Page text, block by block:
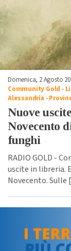
Domenica, 2 Agosto
Community Gold -
Alessandria -
Nuove
Novecento
funghi
RADIO GOLD -
uscite in libreria.
Novecento. Sulle [